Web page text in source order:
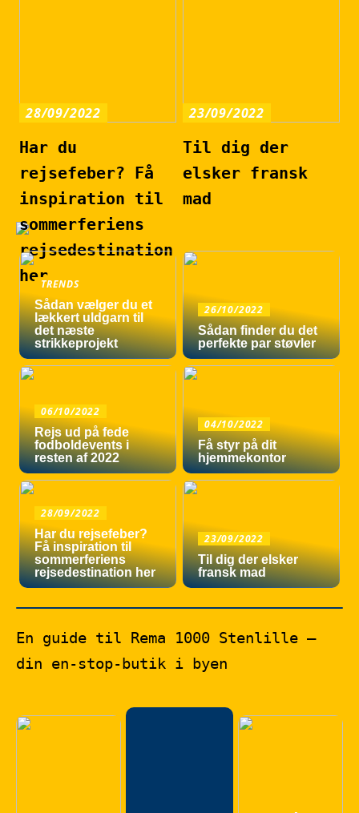
28/09/2022
Har du
rejsefeber? Få
inspiration til
sommerferiens
rejsedestination
her
23/09/2022
Til dig der
elsker fransk
mad
TRENDS
Sådan vælger du et
lækkert uldgarn til
det næste
strikkeprojekt
26/10/2022
Sådan finder du det
perfekte par støvler
06/10/2022
Rejs ud på fede
fodboldevents i
resten af 2022
04/10/2022
Få styr på dit
hjemmekontor
28/09/2022
Har du rejsefeber?
Få inspiration til
sommerferiens
rejsedestination her
23/09/2022
Til dig der elsker
fransk mad
En guide til Rema 1000 Stenlille –
din en-stop-butik i byen